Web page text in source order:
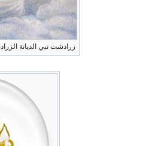
زرادشت نبي الديانة